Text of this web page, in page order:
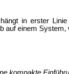
in erster
auf einem